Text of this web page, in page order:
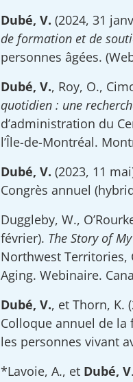
Dubé, V. (2024, 31
de formation et de
personnes âgées.
Dubé, V., Roy, O.,
quotidien : une
d’administration du
l’Île-de-Montréal.
Dubé, V. (2023, 11
Congrès annuel
Duggleby, W.,
février). The Story of
Northwest Territories,
Aging. Webinaire.
Dubé, V., et Thorn, K.
Colloque annuel de la
les personnes vivant
*Lavoie, A., et Dubé, V